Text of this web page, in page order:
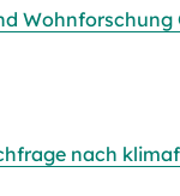
Wohnforschung
nach